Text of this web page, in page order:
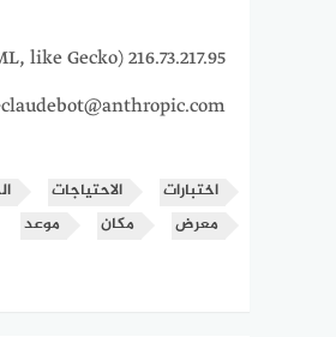
like Gecko)
اختبارات الاحتياجات
معرض
مكان موعد